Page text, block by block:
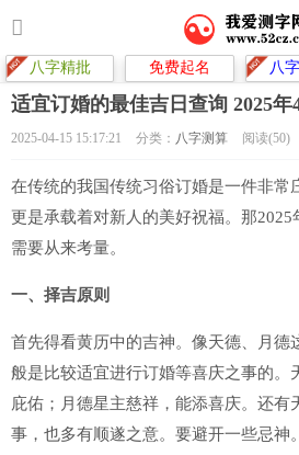
八字精批 免费起名 八
适宜订婚的最佳吉日查询 2025年
2025-04-15 15:17:21 分类： 八字测算 阅读(50)
在传统的我国传统习俗订婚是一件非常
更是承载着对新人的美好祝福。那2025
需要从来考量。
一、择吉原则
首先得看黄历中的吉神。像天德、月德
般是比较适宜进行订婚等喜庆之事的。
庇佑；月德星主慈祥，能添喜庆。还有
事，也多有顺遂之意。要避开一些忌神